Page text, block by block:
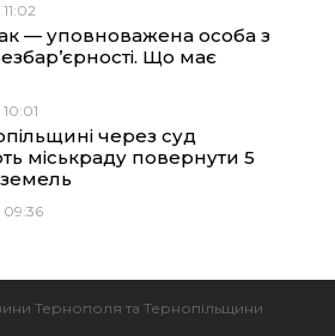
— уповноважена особа з
Що має
через суд
міськраду повернути 5
земель
09:36
Тернополя та Тернопільщини